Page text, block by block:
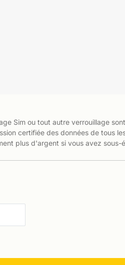
Sim ou tout autre verrouillage
certifiée des données de tous
plus d'argent si vous avez sous-